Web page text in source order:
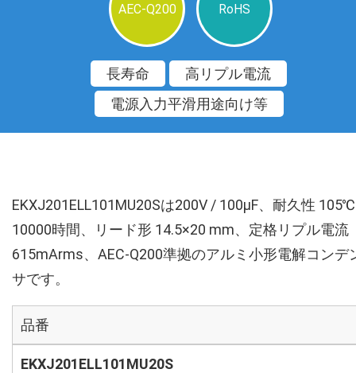
AEC-Q200 RoHS
長寿命
高リプル電流
電源入力平滑用途向け等
EKXJ201ELL101MU20Sは200V / 100µF、耐久性 105℃
10000時間、リード形 14.5×20 mm、定格リプル電流
615mArms、AEC-Q200準拠のアルミ小形電解コンデ
サです。
品番
EKXJ201ELL101MU20S